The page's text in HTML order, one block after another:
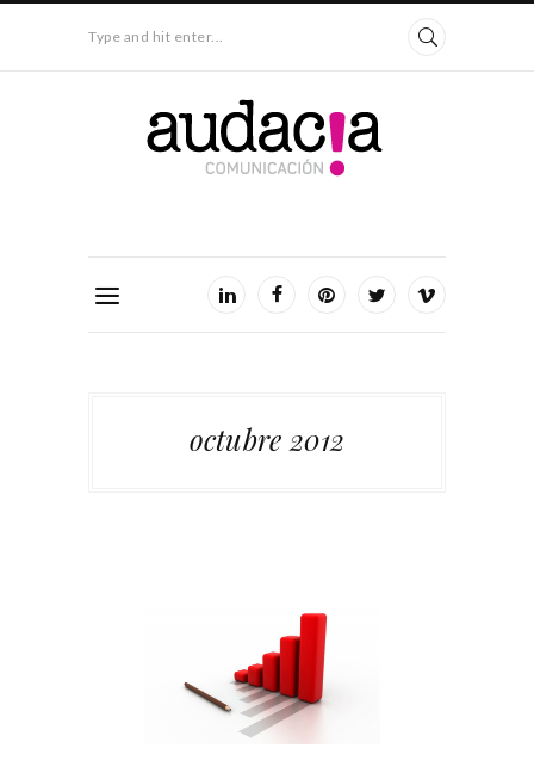
Type and hit enter...
octubre 2012